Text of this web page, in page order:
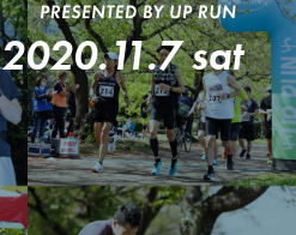
2020.11.7 sat